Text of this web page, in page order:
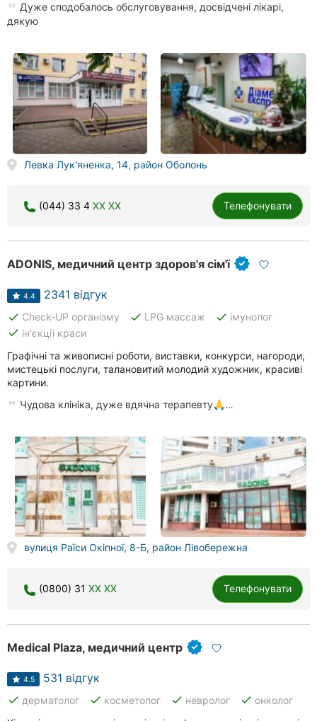
Дуже сподобалось обслуговування, досвідчені лікарі,
дякую
Левка Лук'яненка, 14, район Оболонь
(044) 33 4 XX XX Телефонувати
ADONIS, медичний центр здоров'я сім'ї
4.4 2341 відгук
done Check‑UP організму done LPG массаж done імунолог
done ін'єкції краси
Графічні та живописні роботи, виставки, конкурси, нагороди,
мистецькі послуги, талановитий молодий художник, красиві
картини.
Чудова клініка, дуже вдячна терапевту🙏…
вулиця Раїси Окіпної, 8-Б, район Лівобережна
(0800) 31 XX XX Телефонувати
Medical Plaza, медичний центр
4.5 531 відгук
done дерматолог done косметолог done невролог done онколог